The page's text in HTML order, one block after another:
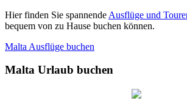
Hier finden Sie spannende Ausflüge und
bequem von zu Hause buchen können.
Malta Ausflüge buchen
Malta Urlaub buchen